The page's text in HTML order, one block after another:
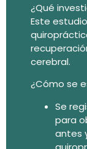
¿Qué
Este
cerebral.
¿Cómo se
Se
para
antes